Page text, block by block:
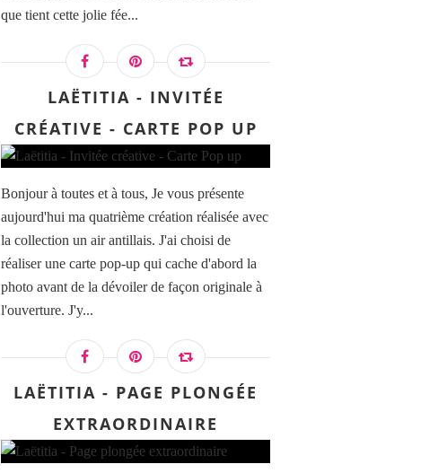
que tient cette jolie fée...
LAËTITIA - INVITÉE
CRÉATIVE - CARTE POP UP
Bonjour à toutes et à tous, Je vous présente
aujourd'hui ma quatrième création réalisée avec
la collection un air antillais. J'ai choisi de
réaliser une carte pop-up qui cache d'abord la
photo avant de la dévoiler de façon originale à
l'ouverture. J'y...
LAËTITIA - PAGE PLONGÉE
EXTRAORDINAIRE